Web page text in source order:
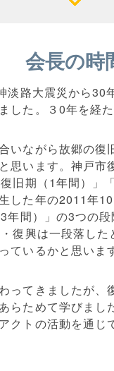
会長の時
路大震災から30
した。３0年を経
いながら故郷の
思います。神戸
旧期（1年間）」
した年の2011年
年間）」の3つの
復興は一段落し
ているかと思います
ってきましたが
らためて学びま
クトの活動を通